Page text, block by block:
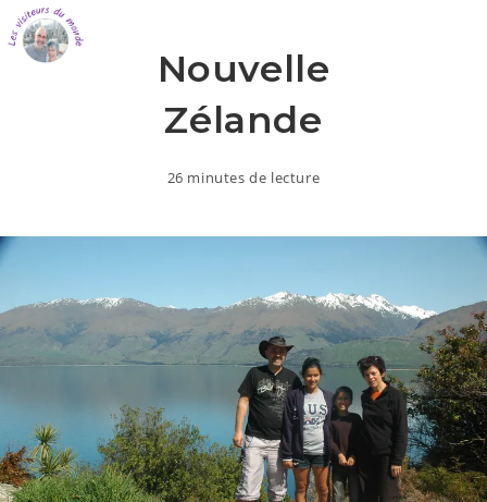
Nouvelle
Zélande
26 minutes de lecture